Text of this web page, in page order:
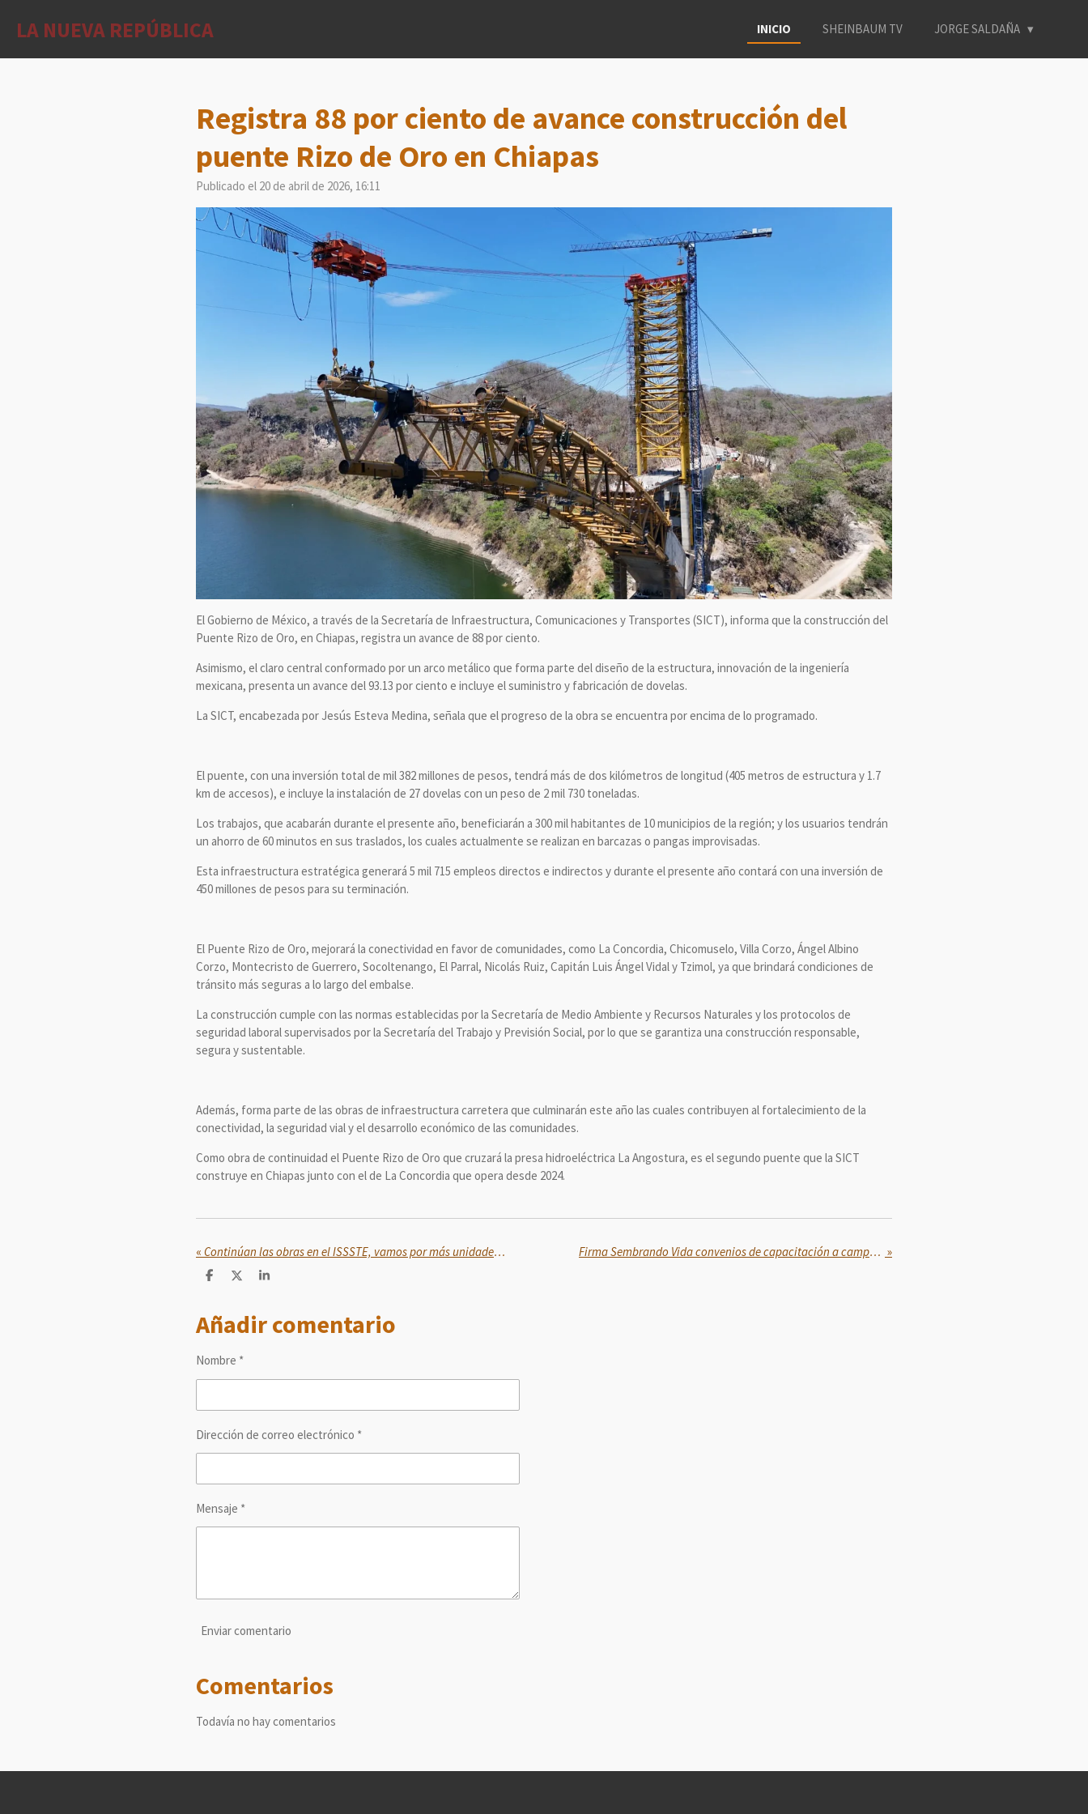
LA NUEVA REPÚBLICA INICIO SHEINBAUM TV JORGE SALDAÑA
Registra 88 por ciento de avance construcción del
puente Rizo de Oro en Chiapas
Publicado el 20 de abril de 2026, 16:11
El Gobierno de México, a través de la Secretaría de Infraestructura, Comunicaciones y Transportes (SICT), informa que la construcción del
Puente Rizo de Oro, en Chiapas, registra un avance de 88 por ciento.
Asimismo, el claro central conformado por un arco metálico que forma parte del diseño de la estructura, innovación de la ingeniería
mexicana, presenta un avance del 93.13 por ciento e incluye el suministro y fabricación de dovelas.
La SICT, encabezada por Jesús Esteva Medina, señala que el progreso de la obra se encuentra por encima de lo programado.
El puente, con una inversión total de mil 382 millones de pesos, tendrá más de dos kilómetros de longitud (405 metros de estructura y 1.7
km de accesos), e incluye la instalación de 27 dovelas con un peso de 2 mil 730 toneladas.
Los trabajos, que acabarán durante el presente año, beneficiarán a 300 mil habitantes de 10 municipios de la región; y los usuarios tendrán
un ahorro de 60 minutos en sus traslados, los cuales actualmente se realizan en barcazas o pangas improvisadas.
Esta infraestructura estratégica generará 5 mil 715 empleos directos e indirectos y durante el presente año contará con una inversión de
450 millones de pesos para su terminación.
El Puente Rizo de Oro, mejorará la conectividad en favor de comunidades, como La Concordia, Chicomuselo, Villa Corzo, Ángel Albino
Corzo, Montecristo de Guerrero, Socoltenango, El Parral, Nicolás Ruiz, Capitán Luis Ángel Vidal y Tzimol, ya que brindará condiciones de
tránsito más seguras a lo largo del embalse.
La construcción cumple con las normas establecidas por la Secretaría de Medio Ambiente y Recursos Naturales y los protocolos de
seguridad laboral supervisados por la Secretaría del Trabajo y Previsión Social, por lo que se garantiza una construcción responsable,
segura y sustentable.
Además, forma parte de las obras de infraestructura carretera que culminarán este año las cuales contribuyen al fortalecimiento de la
conectividad, la seguridad vial y el desarrollo económico de las comunidades.
Como obra de continuidad el Puente Rizo de Oro que cruzará la presa hidroeléctrica La Angostura, es el segundo puente que la SICT
construye en Chiapas junto con el de La Concordia que opera desde 2024.
« Continúan las obras en el ISSSTE, vamos por más unidades médicas y hospitales Firma Sembrando Vida convenios de capacitación a campesinos para fortalecer el Plan Michoacán »
C
p
a
i
r
C
a
r
C
a
r
Añadir comentario
Nombre *
Dirección de correo electrónico *
Mensaje *
Enviar comentario
Comentarios
Todavía no hay comentarios